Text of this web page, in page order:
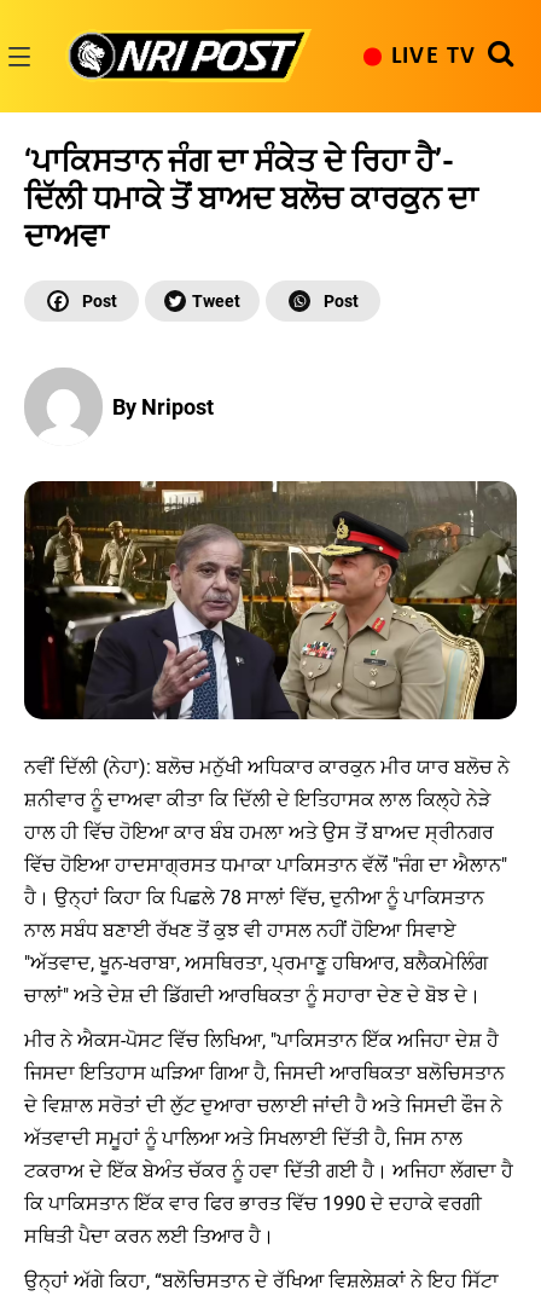
content
LIVE TV
‘ਪਾਕਿਸਤਾਨ ਜੰਗ ਦਾ ਸੰਕੇਤ ਦੇ ਰਿਹਾ ਹੈ’-
ਦਿੱਲੀ ਧਮਾਕੇ ਤੋਂ ਬਾਅਦ ਬਲੋਚ ਕਾਰਕੁਨ ਦਾ
ਦਾਅਵਾ
By Nripost
ਨਵੀਂ ਦਿੱਲੀ (ਨੇਹਾ): ਬਲੋਚ ਮਨੁੱਖੀ ਅਧਿਕਾਰ ਕਾਰਕੁਨ ਮੀਰ ਯਾਰ ਬਲੋਚ ਨੇ
ਸ਼ਨੀਵਾਰ ਨੂੰ ਦਾਅਵਾ ਕੀਤਾ ਕਿ ਦਿੱਲੀ ਦੇ ਇਤਿਹਾਸਕ ਲਾਲ ਕਿਲ੍ਹੇ ਨੇੜੇ
ਹਾਲ ਹੀ ਵਿੱਚ ਹੋਇਆ ਕਾਰ ਬੰਬ ਹਮਲਾ ਅਤੇ ਉਸ ਤੋਂ ਬਾਅਦ ਸ੍ਰੀਨਗਰ
ਵਿੱਚ ਹੋਇਆ ਹਾਦਸਾਗ੍ਰਸਤ ਧਮਾਕਾ ਪਾਕਿਸਤਾਨ ਵੱਲੋਂ "ਜੰਗ ਦਾ ਐਲਾਨ"
ਹੈ। ਉਨ੍ਹਾਂ ਕਿਹਾ ਕਿ ਪਿਛਲੇ 78 ਸਾਲਾਂ ਵਿੱਚ, ਦੁਨੀਆ ਨੂੰ ਪਾਕਿਸਤਾਨ
ਨਾਲ ਸਬੰਧ ਬਣਾਈ ਰੱਖਣ ਤੋਂ ਕੁਝ ਵੀ ਹਾਸਲ ਨਹੀਂ ਹੋਇਆ ਸਿਵਾਏ
"ਅੱਤਵਾਦ, ਖੂਨ-ਖਰਾਬਾ, ਅਸਥਿਰਤਾ, ਪ੍ਰਮਾਣੂ ਹਥਿਆਰ, ਬਲੈਕਮੇਲਿੰਗ
ਚਾਲਾਂ" ਅਤੇ ਦੇਸ਼ ਦੀ ਡਿੱਗਦੀ ਆਰਥਿਕਤਾ ਨੂੰ ਸਹਾਰਾ ਦੇਣ ਦੇ ਬੋਝ ਦੇ।
ਮੀਰ ਨੇ ਐਕਸ-ਪੋਸਟ ਵਿੱਚ ਲਿਖਿਆ, "ਪਾਕਿਸਤਾਨ ਇੱਕ ਅਜਿਹਾ ਦੇਸ਼ ਹੈ
ਜਿਸਦਾ ਇਤਿਹਾਸ ਘੜਿਆ ਗਿਆ ਹੈ, ਜਿਸਦੀ ਆਰਥਿਕਤਾ ਬਲੋਚਿਸਤਾਨ
ਦੇ ਵਿਸ਼ਾਲ ਸਰੋਤਾਂ ਦੀ ਲੁੱਟ ਦੁਆਰਾ ਚਲਾਈ ਜਾਂਦੀ ਹੈ ਅਤੇ ਜਿਸਦੀ ਫੌਜ ਨੇ
ਅੱਤਵਾਦੀ ਸਮੂਹਾਂ ਨੂੰ ਪਾਲਿਆ ਅਤੇ ਸਿਖਲਾਈ ਦਿੱਤੀ ਹੈ, ਜਿਸ ਨਾਲ
ਟਕਰਾਅ ਦੇ ਇੱਕ ਬੇਅੰਤ ਚੱਕਰ ਨੂੰ ਹਵਾ ਦਿੱਤੀ ਗਈ ਹੈ। ਅਜਿਹਾ ਲੱਗਦਾ ਹੈ
ਕਿ ਪਾਕਿਸਤਾਨ ਇੱਕ ਵਾਰ ਫਿਰ ਭਾਰਤ ਵਿੱਚ 1990 ਦੇ ਦਹਾਕੇ ਵਰਗੀ
ਸਥਿਤੀ ਪੈਦਾ ਕਰਨ ਲਈ ਤਿਆਰ ਹੈ।
ਉਨ੍ਹਾਂ ਅੱਗੇ ਕਿਹਾ, “ਬਲੋਚਿਸਤਾਨ ਦੇ ਰੱਖਿਆ ਵਿਸ਼ਲੇਸ਼ਕਾਂ ਨੇ ਇਹ ਸਿੱਟਾ